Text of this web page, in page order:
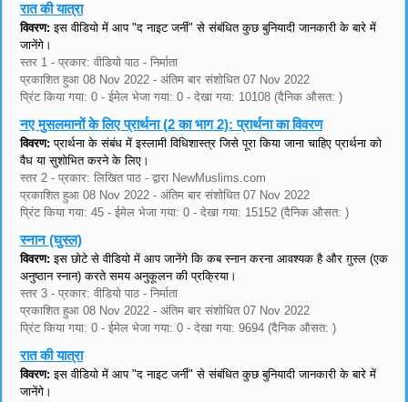
रात की यात्रा
विवरण: इस वीडियो में आप "द नाइट जर्नी" से संबंधित कुछ बुनियादी जानकारी के बारे में
जानेंगे।
स्तर 1 - प्रकार: वीडियो पाठ - निर्माता
प्रकाशित हुआ 08 Nov 2022 - अंतिम बार संशोधित 07 Nov 2022
प्रिंट किया गया: 0 - ईमेल भेजा गया: 0 - देखा गया: 10108 (दैनिक औसत: )
नए मुसलमानों के लिए प्रार्थना (2 का भाग 2): प्रार्थना का विवरण
विवरण: प्रार्थना के संबंध में इस्लामी विधिशास्त्र जिसे पूरा किया जाना चाहिए प्रार्थना को
वैध या सुशोभित करने के लिए।
स्तर 2 - प्रकार: लिखित पाठ - द्वारा NewMuslims.com
प्रकाशित हुआ 08 Nov 2022 - अंतिम बार संशोधित 07 Nov 2022
प्रिंट किया गया: 45 - ईमेल भेजा गया: 0 - देखा गया: 15152 (दैनिक औसत: )
स्नान (घुस्ल)
विवरण: इस छोटे से वीडियो में आप जानेंगे कि कब स्नान करना आवश्यक है और ग़ुस्ल (एक
अनुष्ठान स्नान) करते समय अनुकूलन की प्रक्रिया।
स्तर 3 - प्रकार: वीडियो पाठ - निर्माता
प्रकाशित हुआ 08 Nov 2022 - अंतिम बार संशोधित 07 Nov 2022
प्रिंट किया गया: 0 - ईमेल भेजा गया: 0 - देखा गया: 9694 (दैनिक औसत: )
रात की यात्रा
विवरण: इस वीडियो में आप "द नाइट जर्नी" से संबंधित कुछ बुनियादी जानकारी के बारे में
जानेंगे।